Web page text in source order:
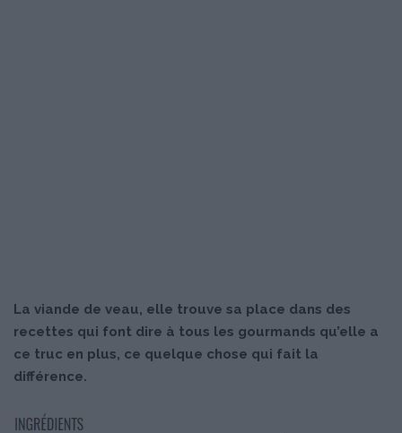
La viande de veau, elle trouve sa place dans des
recettes qui font dire à tous les gourmands qu’elle a
ce truc en plus, ce quelque chose qui fait la
différence.